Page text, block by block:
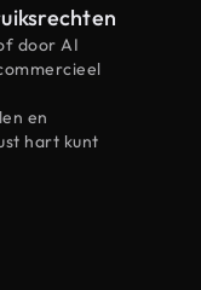
door AI
en
hart kunt